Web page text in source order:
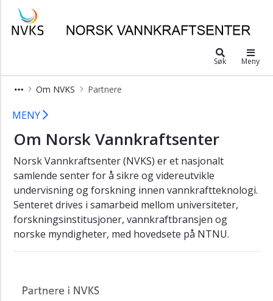
Søk Meny
Om NVKS Partnere
Partnere i Norsk Vannkraftsenter
×
Ledergruppen
MENY
Om Norsk Vannkraftsenter
Norsk Vannkraftsenter (NVKS) er et nasjonalt
samlende senter for å sikre og videreutvikle
undervisning og forskning innen vannkraftteknologi.
Senteret drives i samarbeid mellom universiteter,
forskningsinstitusjoner, vannkraftbransjen og
norske myndigheter, med hovedsete på NTNU.